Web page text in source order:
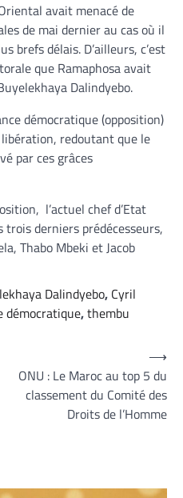
avait menacé de
de mai dernier au cas où il
brefs délais. D’ailleurs, c’est
que Ramaphosa avait
Dalindyebo.
démocratique (opposition)
redoutant que le
par ces grâces
l’actuel chef d’Etat
derniers prédécesseurs,
Thabo Mbeki et Jacob
Dalindyebo, Cyril
démocratique,thembu
ONU : Le Maroc au top 5 du
classement du Comité des
Droits de l’Homme
⟶